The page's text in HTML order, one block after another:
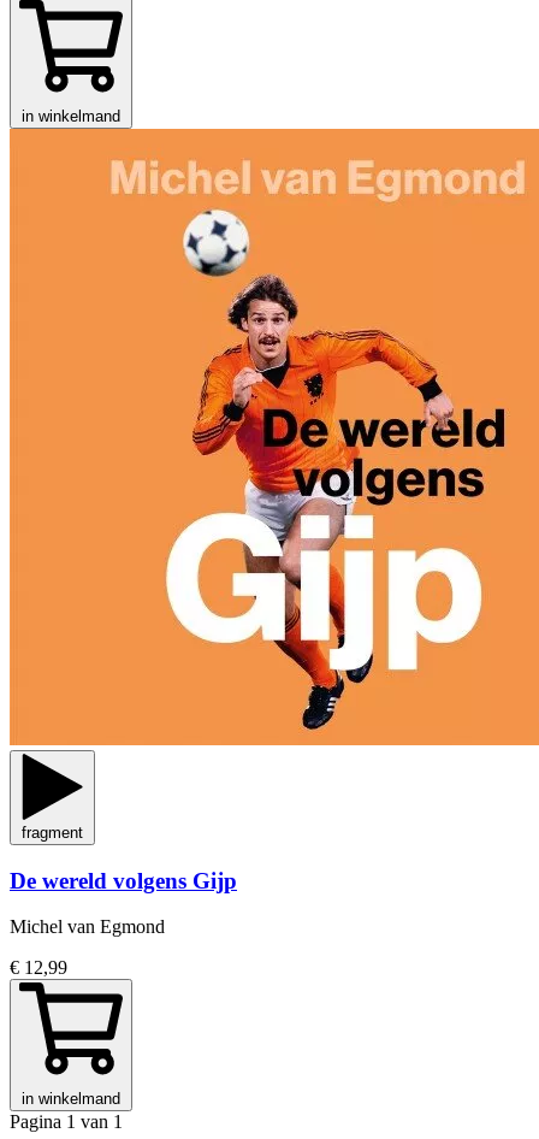
in winkelmand
fragment
De wereld volgens Gijp
Michel van Egmond
€ 12,99
in winkelmand
Pagina 1 van 1